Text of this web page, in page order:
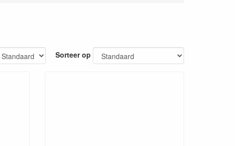
Sorteer op